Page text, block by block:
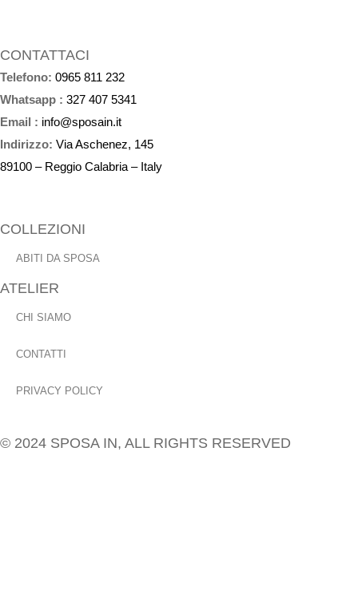
CONTATTACI
Telefono: 0965 811 232
Whatsapp : 327 407 5341
Email : info@sposain.it
Indirizzo: Via Aschenez, 145
89100 – Reggio Calabria – Italy
COLLEZIONI
ABITI DA SPOSA
ATELIER
CHI SIAMO
CONTATTI
PRIVACY POLICY
© 2024 SPOSA IN, ALL RIGHTS RESERVED